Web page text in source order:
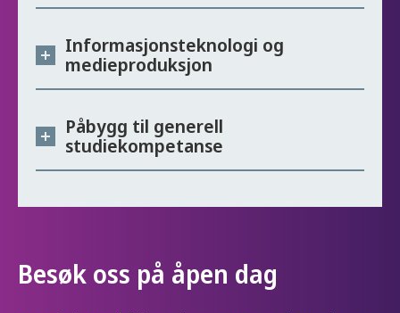
Informasjonsteknologi og
medieproduksjon
Påbygg til generell
studiekompetanse
Besøk oss på åpen dag